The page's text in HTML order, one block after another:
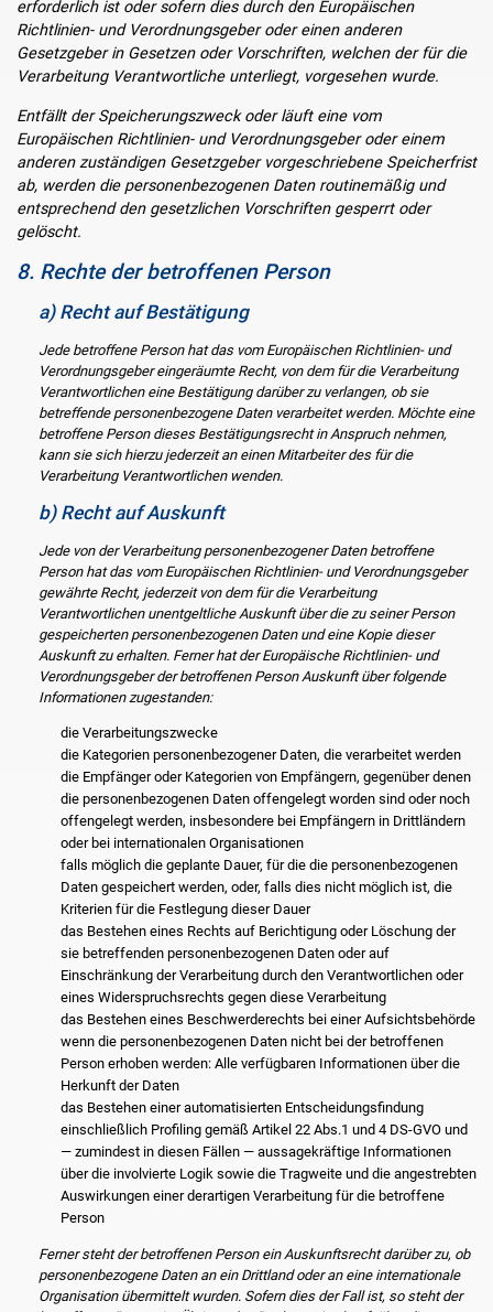
erforderlich ist oder sofern dies durch den Europäischen
Richtlinien- und Verordnungsgeber oder einen anderen
Gesetzgeber in Gesetzen oder Vorschriften, welchen der für die
Verarbeitung Verantwortliche unterliegt, vorgesehen wurde.
Entfällt der Speicherungszweck oder läuft eine vom
Europäischen Richtlinien- und Verordnungsgeber oder einem
anderen zuständigen Gesetzgeber vorgeschriebene Speicherfrist
ab, werden die personenbezogenen Daten routinemäßig und
entsprechend den gesetzlichen Vorschriften gesperrt oder
gelöscht.
8. Rechte der betroffenen Person
a) Recht auf Bestätigung
Jede betroffene Person hat das vom Europäischen Richtlinien- und
Verordnungsgeber eingeräumte Recht, von dem für die Verarbeitung
Verantwortlichen eine Bestätigung darüber zu verlangen, ob sie
betreffende personenbezogene Daten verarbeitet werden. Möchte eine
betroffene Person dieses Bestätigungsrecht in Anspruch nehmen,
kann sie sich hierzu jederzeit an einen Mitarbeiter des für die
Verarbeitung Verantwortlichen wenden.
b) Recht auf Auskunft
Jede von der Verarbeitung personenbezogener Daten betroffene
Person hat das vom Europäischen Richtlinien- und Verordnungsgeber
gewährte Recht, jederzeit von dem für die Verarbeitung
Verantwortlichen unentgeltliche Auskunft über die zu seiner Person
gespeicherten personenbezogenen Daten und eine Kopie dieser
Auskunft zu erhalten. Ferner hat der Europäische Richtlinien- und
Verordnungsgeber der betroffenen Person Auskunft über folgende
Informationen zugestanden:
die Verarbeitungszwecke
die Kategorien personenbezogener Daten, die verarbeitet werden
die Empfänger oder Kategorien von Empfängern, gegenüber denen
die personenbezogenen Daten offengelegt worden sind oder noch
offengelegt werden, insbesondere bei Empfängern in Drittländern
oder bei internationalen Organisationen
falls möglich die geplante Dauer, für die die personenbezogenen
Daten gespeichert werden, oder, falls dies nicht möglich ist, die
Kriterien für die Festlegung dieser Dauer
das Bestehen eines Rechts auf Berichtigung oder Löschung der
sie betreffenden personenbezogenen Daten oder auf
Einschränkung der Verarbeitung durch den Verantwortlichen oder
eines Widerspruchsrechts gegen diese Verarbeitung
das Bestehen eines Beschwerderechts bei einer Aufsichtsbehörde
wenn die personenbezogenen Daten nicht bei der betroffenen
Person erhoben werden: Alle verfügbaren Informationen über die
Herkunft der Daten
das Bestehen einer automatisierten Entscheidungsfindung
einschließlich Profiling gemäß Artikel 22 Abs.1 und 4 DS-GVO und
— zumindest in diesen Fällen — aussagekräftige Informationen
über die involvierte Logik sowie die Tragweite und die angestrebten
Auswirkungen einer derartigen Verarbeitung für die betroffene
Person
Ferner steht der betroffenen Person ein Auskunftsrecht darüber zu, ob
personenbezogene Daten an ein Drittland oder an eine internationale
Organisation übermittelt wurden. Sofern dies der Fall ist, so steht der